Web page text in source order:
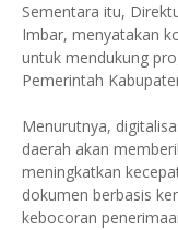
Sementara itu,
Imbar, menyatakan
untuk mendukung
Pemerintah
Menurutnya,
daerah akan
meningkatkan
dokumen berbasis
kebocoran